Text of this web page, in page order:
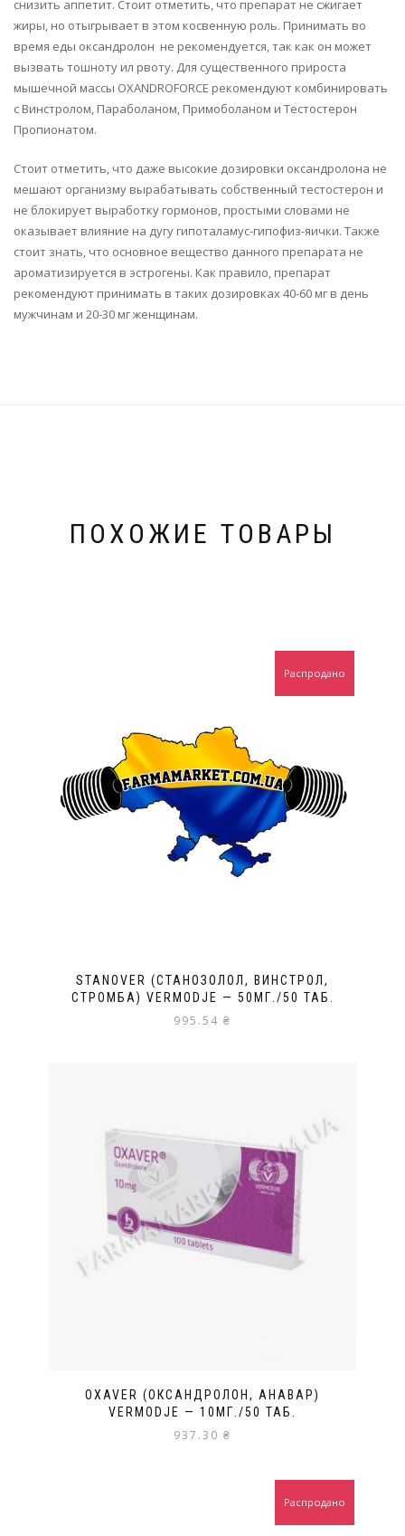
снизить аппетит. Стоит отметить, что препарат не сжигает
жиры, но отыгрывает в этом косвенную роль. Принимать во
время еды оксандролон не рекомендуется, так как он может
вызвать тошноту ил рвоту. Для существенного прироста
мышечной массы OXANDROFORCE рекомендуют комбинировать
с Винстролом, Параболаном, Примоболаном и Тестостерон
Пропионатом.
Стоит отметить, что даже высокие дозировки оксандролона не
мешают организму вырабатывать собственный тестостерон и
не блокирует выработку гормонов, простыми словами не
оказывает влияние на дугу гипоталамус-гипофиз-яички. Также
стоит знать, что основное вещество данного препарата не
ароматизируется в эстрогены. Как правило, препарат
рекомендуют принимать в таких дозировках 40-60 мг в день
мужчинам и 20-30 мг женщинам.
ПОХОЖИЕ ТОВАРЫ
STANOVER (СТАНОЗОЛОЛ, ВИНСТРОЛ,
СТРОМБА) VERMODJE — 50МГ./50 ТАБ.
995.54 ₴
Распродано
OXAVER (ОКСАНДРОЛОН, АНАВАР)
VERMODJE — 10МГ./50 ТАБ.
937.30 ₴
Распродано